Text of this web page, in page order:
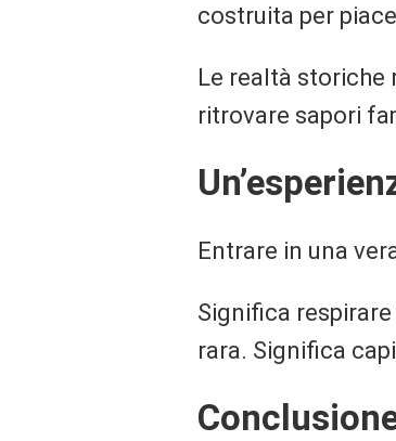
costruita per
Le realtà storiche
ritrovare sapori
Entrare in una
Significa
rara. Significa